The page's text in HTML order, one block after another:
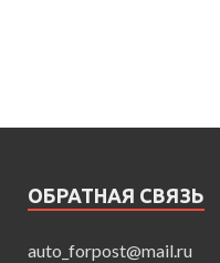
ОБРАТНАЯ СВЯЗЬ
auto_forpost@mail.ru